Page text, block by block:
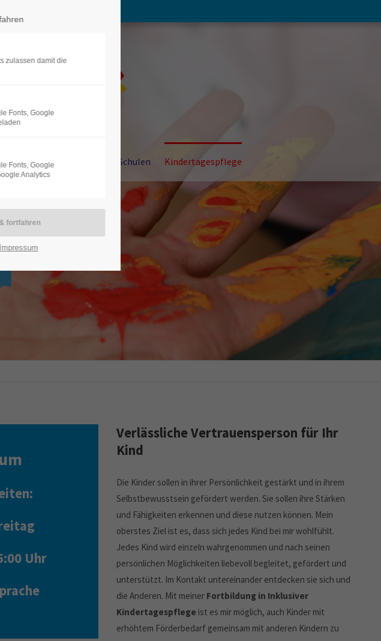
Inc.
Have any questions?
Drop us a line
info@yourdomain.com
Angebote für Schulen Kindertagespflege
Uhr
Verlässliche Vertrauensperson für Ihr
Kind
Die Kinder sollen in ihrer Persönlichkeit gestärkt und in ihrem
Selbstbewusstsein gefördert werden. Sie sollen ihre Stärken
und Fähigkeiten erkennen und diese nutzen können. Mein
oberstes Ziel ist es, dass sich jedes Kind bei mir wohlfühlt.
Jedes Kind wird einzeln wahrgenommen und nach seinen
persönlichen Möglichkeiten liebevoll begleitet, gefördert und
unterstützt. Im Kontakt untereinander entdecken sie sich und
die Anderen. Mit meiner Fortbildung in Inklusiver
Kindertagespflege ist es mir möglich, auch Kinder mit
erhöhtem Förderbedarf gemeinsam mit anderen Kindern zu
zulassen damit die
Fonts, Google
Fonts, Google
Analytics
Impressum